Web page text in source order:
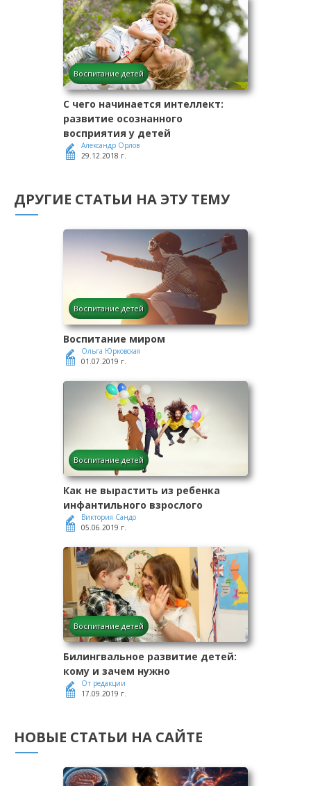
Воспитание детей
С чего начинается интеллект:
развитие осознанного
восприятия у детей
Александр Орлов
29.12.2018 г.
ДРУГИЕ СТАТЬИ НА ЭТУ ТЕМУ
Воспитание детей
Воспитание миром
Ольга Юрковская
01.07.2019 г.
Воспитание детей
Как не вырастить из ребенка
инфантильного взрослого
Виктория Сандо
05.06.2019 г.
Воспитание детей
Билингвальное развитие детей:
кому и зачем нужно
От редакции
17.09.2019 г.
НОВЫЕ СТАТЬИ НА САЙТЕ